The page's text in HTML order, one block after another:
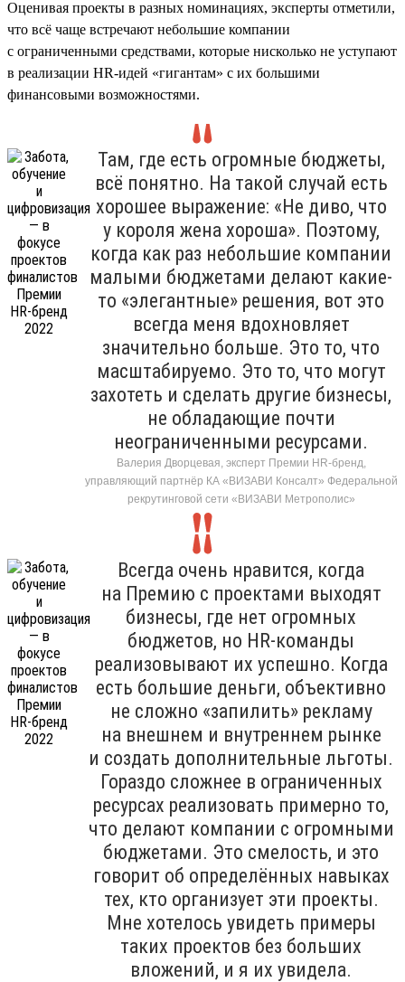
Оценивая проекты в разных номинациях, эксперты отметили,
что всё чаще встречают небольшие компании
с ограниченными средствами, которые нисколько не уступают
в реализации HR-идей «гигантам» с их большими
финансовыми возможностями.
Там, где есть огромные бюджеты,
всё понятно. На такой случай есть
хорошее выражение: «Не диво, что
у короля жена хороша». Поэтому,
когда как раз небольшие компании
малыми бюджетами делают какие-
то «элегантные» решения, вот это
всегда меня вдохновляет
значительно больше. Это то, что
масштабируемо. Это то, что могут
захотеть и сделать другие бизнесы,
не обладающие почти
неограниченными ресурсами.
Валерия Дворцевая, эксперт Премии HR-бренд,
управляющий партнёр КА «ВИЗАВИ Консалт» Федеральной
рекрутинговой сети «ВИЗАВИ Метрополис»
Всегда очень нравится, когда
на Премию с проектами выходят
бизнесы, где нет огромных
бюджетов, но HR-команды
реализовывают их успешно. Когда
есть большие деньги, объективно
не сложно «запилить» рекламу
на внешнем и внутреннем рынке
и создать дополнительные льготы.
Гораздо сложнее в ограниченных
ресурсах реализовать примерно то,
что делают компании с огромными
бюджетами. Это смелость, и это
говорит об определённых навыках
тех, кто организует эти проекты.
Мне хотелось увидеть примеры
таких проектов без больших
вложений, и я их увидела.